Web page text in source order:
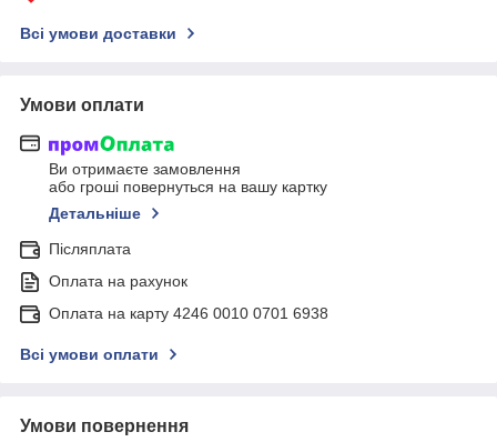
Всі умови доставки
Умови оплати
Ви отримаєте замовлення
або гроші повернуться на вашу картку
Детальніше
Післяплата
Оплата на рахунок
Оплата на карту 4246 0010 0701 6938
Всі умови оплати
Умови повернення